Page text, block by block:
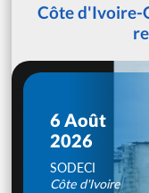
Côte d'Ivoire-
6 Août
2026
SODECI
Côte d'Ivoire